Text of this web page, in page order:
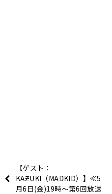
【ゲスト：
KAƵUKI（MADKID）】≪5
月6日(金)19時～第6回放送